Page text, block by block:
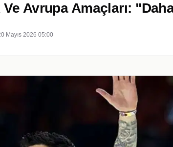
Avrupa Amaçları:
Mayıs 2026 05:00